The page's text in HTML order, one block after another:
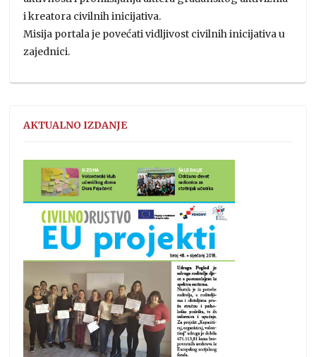
i kreatora civilnih inicijativa.
Misija portala je povećati vidljivost civilnih inicijativa u
zajednici.
AKTUALNO IZDANJE